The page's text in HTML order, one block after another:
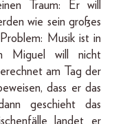
Traum: Er will
wie sein großes
Musik ist in
Miguel will nicht
am Tag der
dass er das
geschieht das
landet er